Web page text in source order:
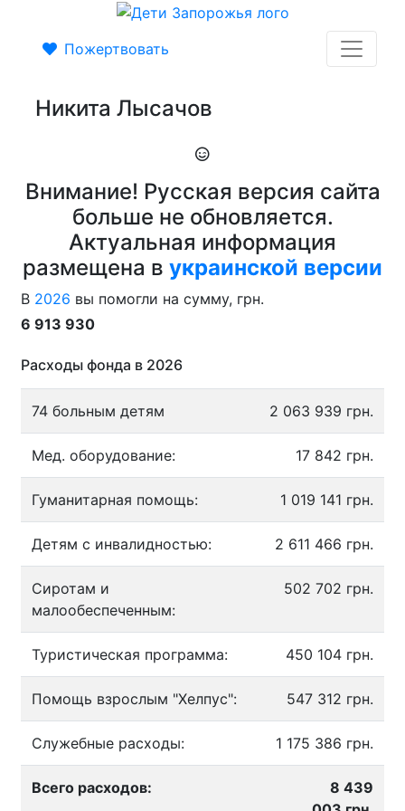
Пожертвовать
Никита Лысачов
Внимание! Русская версия сайта
больше не обновляется.
Актуальная информация
размещена в украинской версии
В 2026 вы помогли на сумму, грн.
6 913 930
Расходы фонда в 2026
74 больным детям 2 063 939 грн.
Мед. оборудование: 17 842 грн.
Гуманитарная помощь: 1 019 141 грн.
Детям с инвалидностью: 2 611 466 грн.
Сиротам и
малообеспеченным:
502 702 грн.
Туристическая программа: 450 104 грн.
Помощь взрослым "Хелпус": 547 312 грн.
Служебные расходы: 1 175 386 грн.
Всего расходов:
8 439